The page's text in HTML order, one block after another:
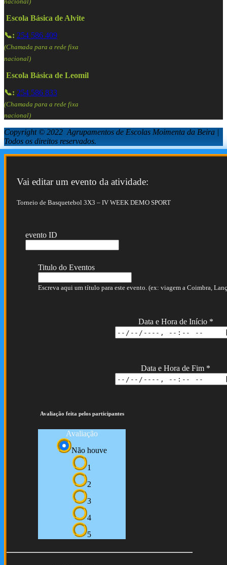
Escola Básica de Alvite
📞: 254 586 409
(Chamada para a rede fixa
nacional)
Escola Básica de Leomil
📞: 254 586 833
(Chamada para a rede fixa
nacional)
Copyright © 2022 Agrupamentos de Escolas Moimenta da Beira |
Todos os direitos reservados.
Vai editar um evento da atividade:
Torneio de Basquetebol 3X3 – IV WEEK DEMO SPORT
evento ID
Titulo do Eventos
Escreva aqui um título para este evento. (ex: viagem a Coimbra,
Data e Hora de Início *
Data e Hora de Fim *
Avaliação feita pelos participantes
Avaliação
Não houve
1
2
3
4
5